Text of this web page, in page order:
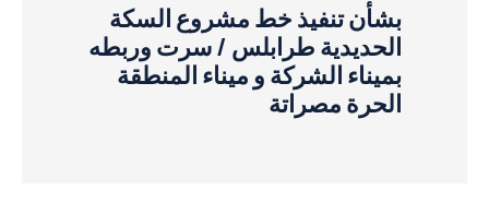
بشأن تنفيذ خط مشروع السكة
الحديدية طرابلس / سرت وربطه
بميناء الشركة و ميناء المنطقة
الحرة مصراتة